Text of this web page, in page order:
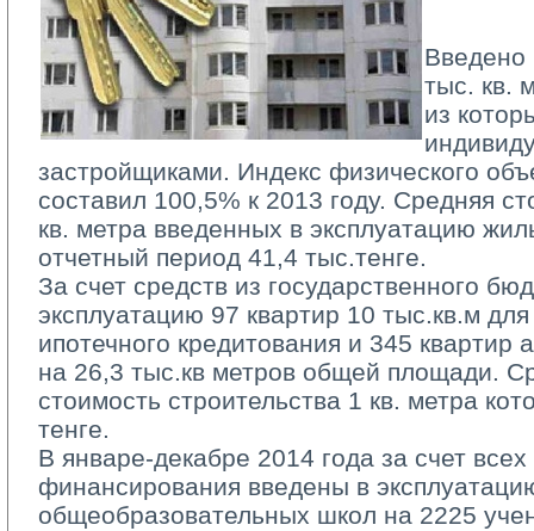
Введено
тыс. кв.
из
застройщиками. Индекс физического
составил 100,5% к 2013 году. Средняя
кв. метра введенных в эксплуатацию
отчетный период 41,4 тыс.тенге.
За счет средств из государственного
эксплуатацию 97 квартир 10 тыс.кв.м
ипотечного кредитования и 345
на 26,3 тыс.кв метров общей площади.
стоимость строительства 1 кв. метра
тенге.
В январе-декабре 2014 года за счет всех
финансирования введены в
общеобразовательных школ на 2225